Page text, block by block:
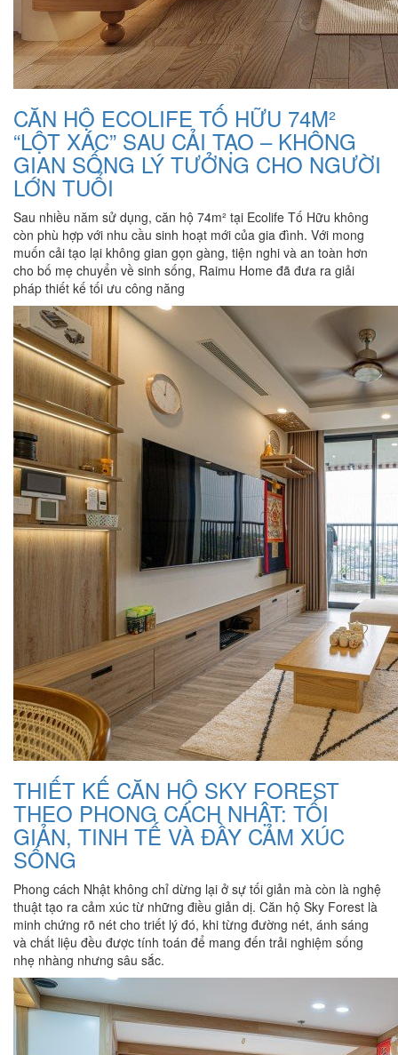
CĂN HỘ ECOLIFE TỐ HỮU 74M²
“LỘT XÁC” SAU CẢI TẠO – KHÔNG
GIAN SỐNG LÝ TƯỞNG CHO NGƯỜI
LỚN TUỔI
Sau nhiều năm sử dụng, căn hộ 74m² tại Ecolife Tố Hữu không
còn phù hợp với nhu cầu sinh hoạt mới của gia đình. Với mong
muốn cải tạo lại không gian gọn gàng, tiện nghi và an toàn hơn
cho bố mẹ chuyển về sinh sống, Raimu Home đã đưa ra giải
pháp thiết kế tối ưu công năng
THIẾT KẾ CĂN HỘ SKY FOREST
THEO PHONG CÁCH NHẬT: TỐI
GIẢN, TINH TẾ VÀ ĐẦY CẢM XÚC
SỐNG
Phong cách Nhật không chỉ dừng lại ở sự tối giản mà còn là nghệ
thuật tạo ra cảm xúc từ những điều giản dị. Căn hộ Sky Forest là
minh chứng rõ nét cho triết lý đó, khi từng đường nét, ánh sáng
và chất liệu đều được tính toán để mang đến trải nghiệm sống
nhẹ nhàng nhưng sâu sắc.